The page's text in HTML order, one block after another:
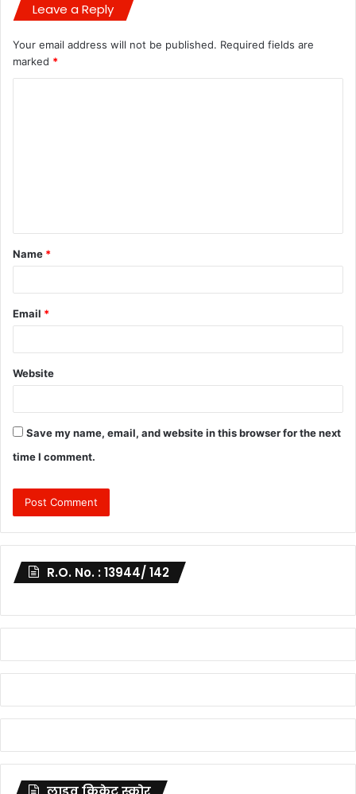
Leave a Reply
Your email address will not be published. Required fields are
marked *
t
*
Name *
Email *
Website
Save my name, email, and website in this browser for the next
time I comment.
R.O. No. : 13944/ 142